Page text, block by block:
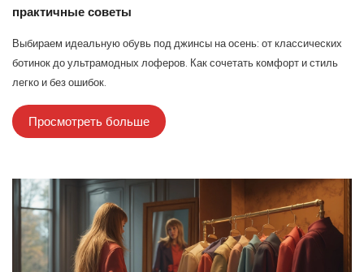
практичные советы
Выбираем идеальную обувь под джинсы на осень: от классических
ботинок до ультрамодных лоферов. Как сочетать комфорт и стиль
легко и без ошибок.
Просмотреть больше